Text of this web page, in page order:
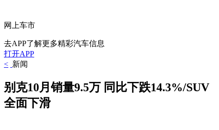
网上车市
去APP了解更多精彩汽车信息
打开APP
< 新闻
别克10月销量9.5万 同比下跌14.3%/SUV
全面下滑